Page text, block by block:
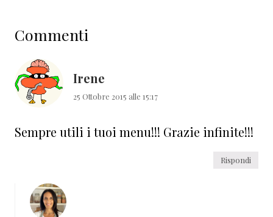
del
lettore
Commenti
Irene
25 Ottobre 2015 alle 15:17
Sempre utili i tuoi menu!!! Grazie infinite!!!
Rispondi